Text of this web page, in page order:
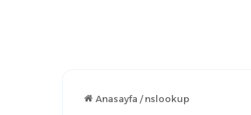
Anasayfa / nslookup